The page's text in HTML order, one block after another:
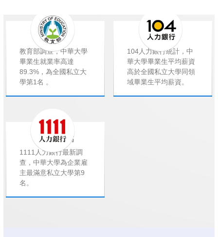
就業率高
教育部調查，中華大學
畢業生就業率高達
89.3%，為全國私立大
學第1名 。
薪資高
104人力銀行統計，中
華大學畢業生平均薪資
高於全國私立大學同領
域畢業生平均薪資。
企業滿意度高
1111人力銀行最新調
查，中華大學為企業雇
主最滿意私立大學第9
名。